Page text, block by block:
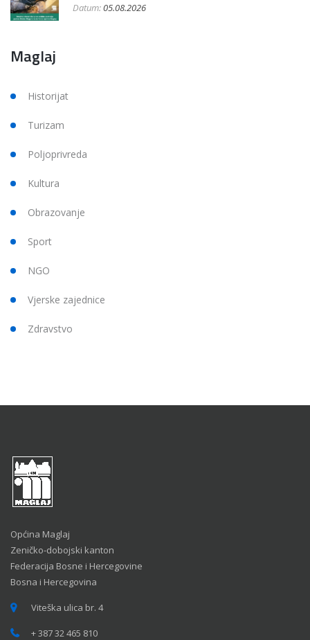
Datum:05.08.2026
Maglaj
Historijat
Turizam
Poljoprivreda
Kultura
Obrazovanje
Sport
NGO
Vjerske zajednice
Zdravstvo
Općina Maglaj
Zeničko-dobojski kanton
Federacija Bosne i Hercegovine
Bosna i Hercegovina
Viteška ulica br. 4
+ 387 32 465 810